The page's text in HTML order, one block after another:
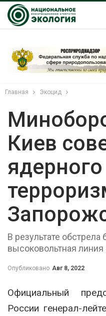
Главная Экоцид
Киев
ядерного
В результате
высоковольтная линия
Опубликовано Авг 8, 2022
Официальный
России генерал-